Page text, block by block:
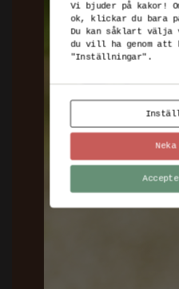
Vi bjuder på kakor!
ok, klickar du bara
Du kan såklart välja
du vill ha genom att
"Inställningar".